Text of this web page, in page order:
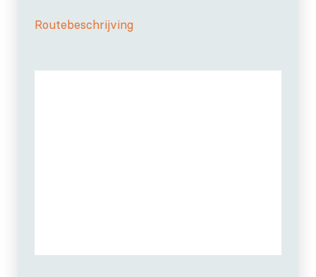
Routebeschrijving